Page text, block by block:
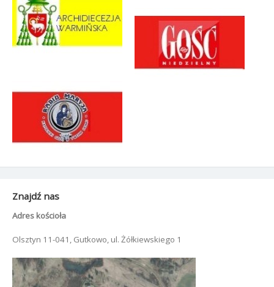
Znajdź nas
Adres kościoła
Olsztyn 11-041, Gutkowo, ul. Żółkiewskiego 1